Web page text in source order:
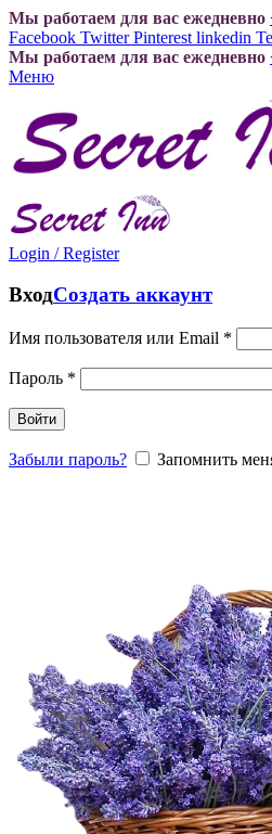
Мы работаем для вас ежедневно
Facebook Twitter Pinterest linkedin
Мы работаем для вас ежедневно
Меню
Login / Register
ВходСоздать аккаунт
Имя пользователя или Email *
Пароль *
Войти
Забыли пароль? Запомнить